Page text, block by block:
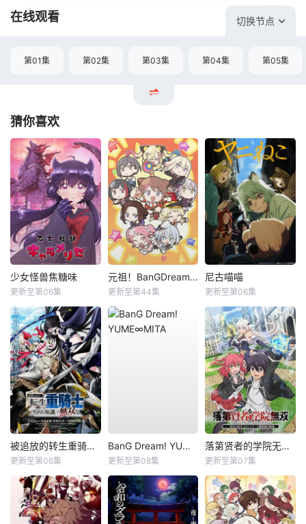
在线观看 切换节点
第01集 第02集 第03集 第04集 第05集
猜你喜欢
少女怪兽焦糖味
更新至第06集
元祖！BanGDream酱
更新至第44集
尼古喵喵
更新至第06集
被追放的转生重骑士用游戏知识开无双
更新至第06集
BanG Dream! YUME∞MITA
更新至第08集
落第贤者的学院无双第二回转生，S等级作弊魔术师冒险记
更新至第07集